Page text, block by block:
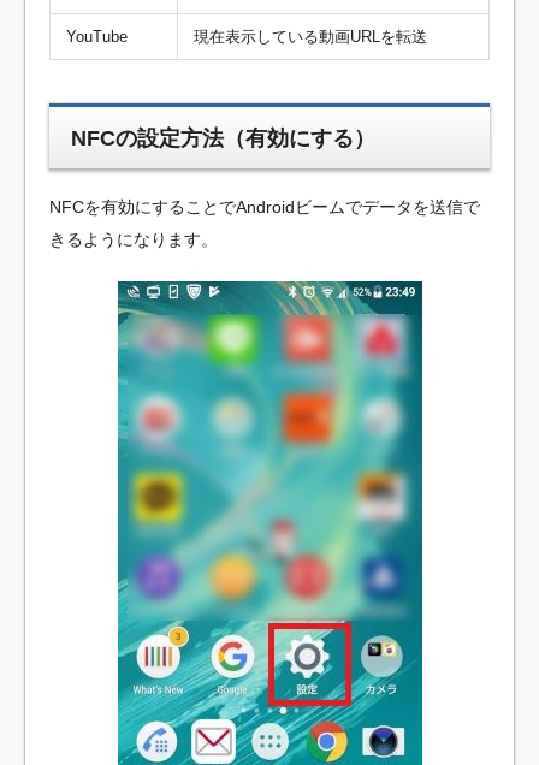
YouTube 現在表示している動画URLを転送
NFCの設定方法（有効にする）
NFCを有効にすることでAndroidビームでデータを送信で
きるようになります。